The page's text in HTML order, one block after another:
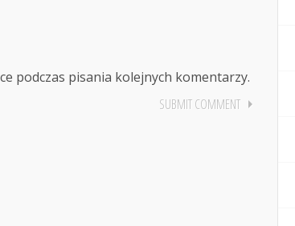
podczas pisania kolejnych komentarzy.